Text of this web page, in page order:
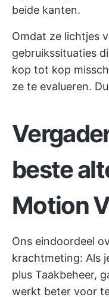
beide kanten.
Omdat ze lichtjes
gebruikssituaties
kop tot kop
ze te evalueren.
beste
Motion
Ons eindoordeel
krachtmeting: Als
plus Taakbeheer,
werkt beter voor